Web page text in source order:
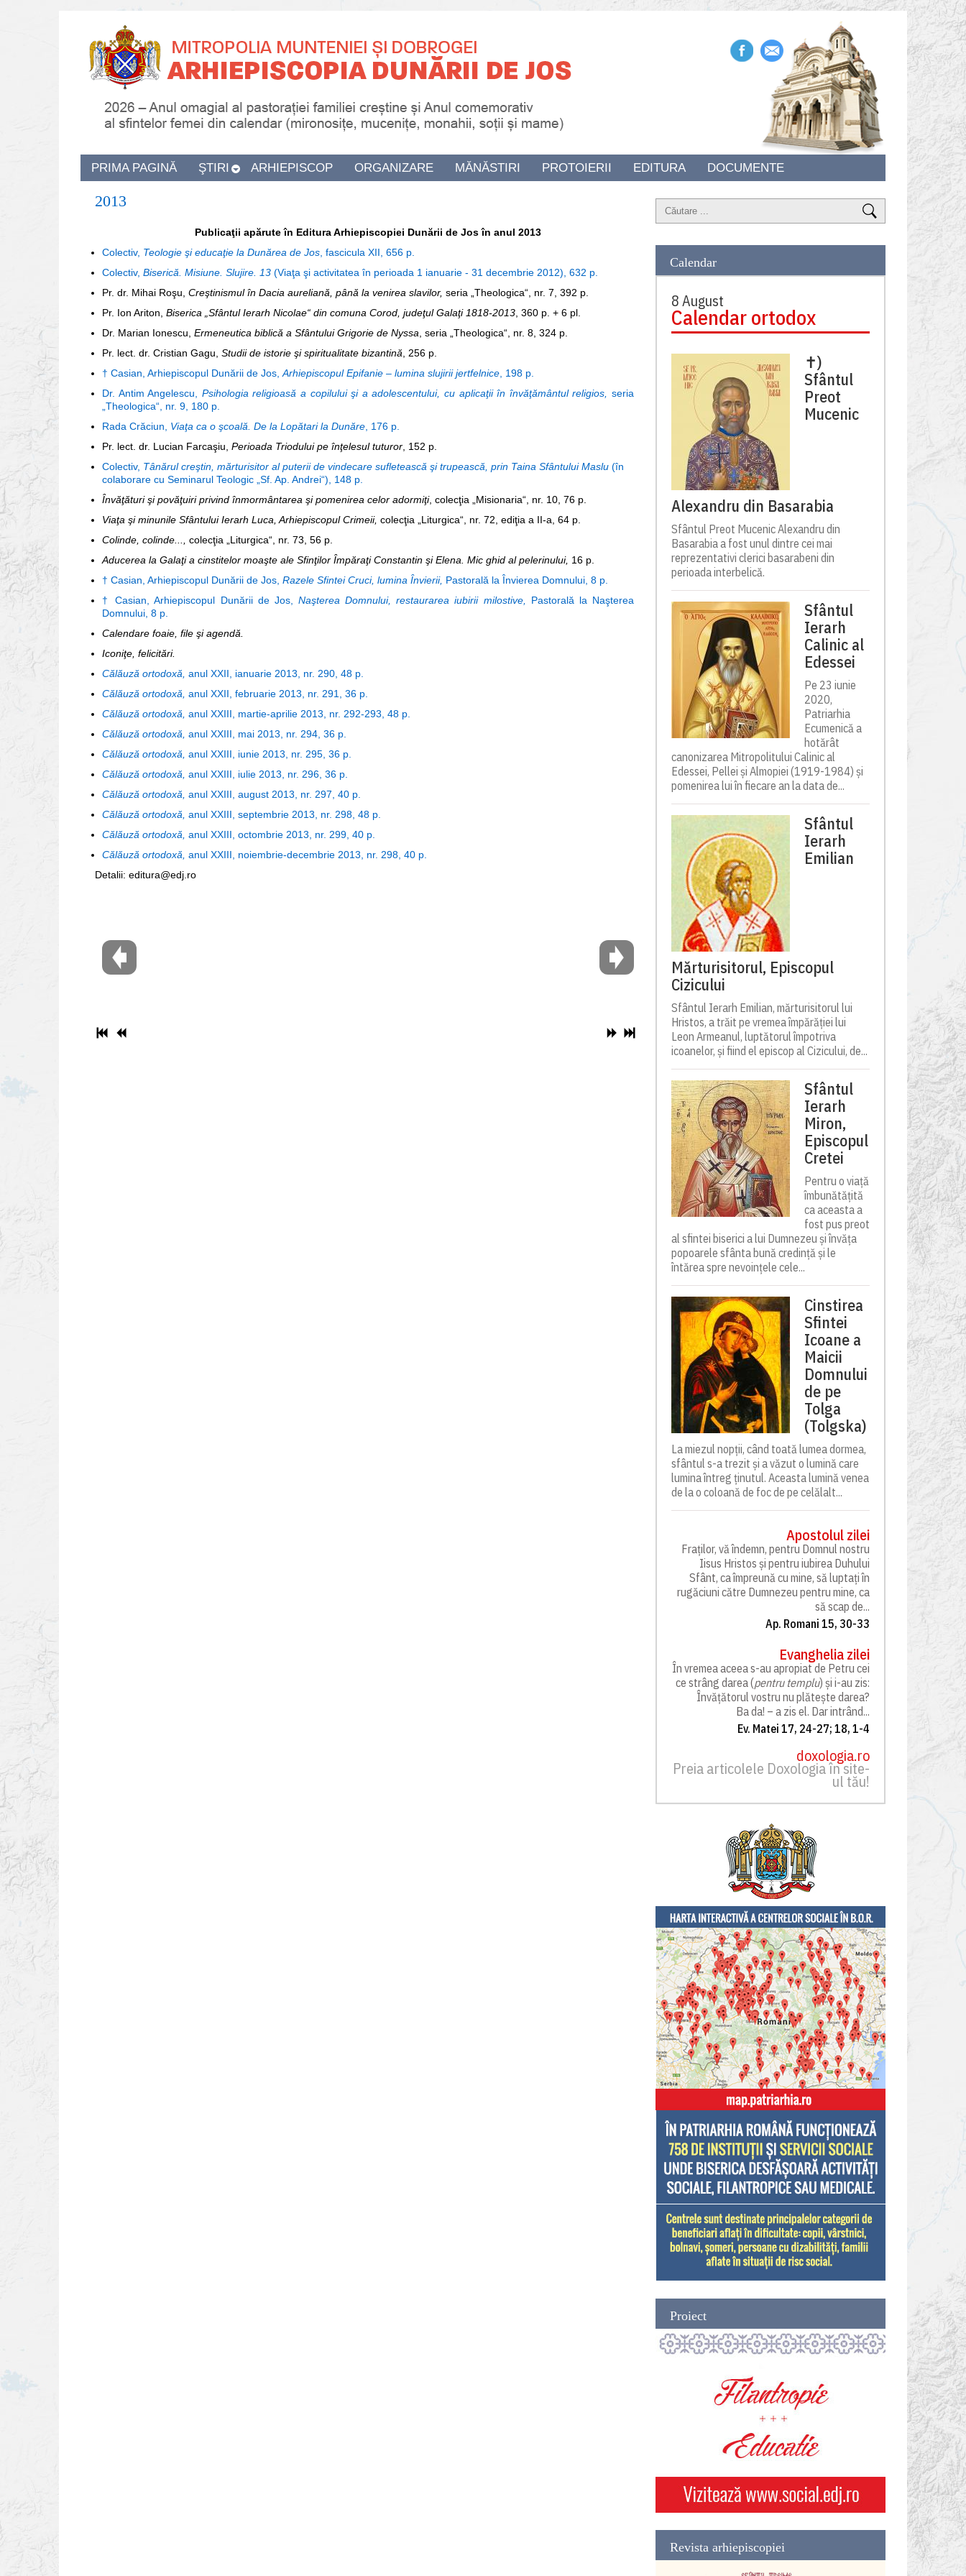
PRIMA PAGINĂ ŞTIRI ARHIEPISCOP ORGANIZARE MĂNĂSTIRI PROTOIERII EDITURA DOCUMENTE
2013
Publicaţii apărute în Editura Arhiepiscopiei Dunării de Jos în anul 2013
Colectiv, Teologie şi educaţie la Dunărea de Jos , fascicula XII, 656 p.
Colectiv, Biserică. Misiune. Slujire. 13 (Viaţa şi activitatea în perioada 1 ianuarie ‑ 31 decembrie 2012), 632 p.
Pr. dr. Mihai Roşu, Creştinismul în Dacia aureliană, până la venirea slavilor, seria „Theologica“, nr. 7, 392 p.
Pr. Ion Ariton, Biserica „Sfântul Ierarh Nicolae“ din comuna Corod, judeţul Galaţi 1818-2013 , 360 p. + 6 pl.
Dr. Marian Ionescu, Ermeneutica biblică a Sfântului Grigorie de Nyssa , seria „Theologica“, nr. 8, 324 p.
Pr. lect. dr. Cristian Gagu, Studii de istorie şi spiritualitate bizantină , 256 p.
† Casian, Arhiepiscopul Dunării de Jos, Arhiepiscopul Epifanie – lumina slujirii jertfelnice , 198 p.
Dr. Antim Angelescu, Psihologia religioasă a copilului şi a adolescentului, cu aplicaţii în învăţământul religios,seria
„Theologica“, nr. 9, 180 p.
Rada Crăciun, Viaţa ca o şcoală. De la Lopătari la Dunăre , 176 p.
Pr. lect. dr. Lucian Farcaşiu, Perioada Triodului pe înţelesul tuturor , 152 p.
Colectiv, Tânărul creştin, mărturisitor al puterii de vindecare sufletească şi trupească, prin Taina Sfântului Maslu (în
colaborare cu Seminarul Teologic „Sf. Ap. Andrei“), 148 p.
Învăţături şi povăţuiri privind înmormântarea şi pomenirea celor adormiţi, colecţia „Misionaria“, nr. 10, 76 p.
Viaţa şi minunile Sfântului Ierarh Luca, Arhiepiscopul Crimeii, colecţia „Liturgica“, nr. 72, ediţia a II-a, 64 p.
Colinde, colinde...,
colecţia „Liturgica“, nr. 73, 56 p.
Aducerea la Galaţi a cinstitelor moaşte ale Sfinţilor Împăraţi Constantin şi Elena. Mic ghid al pelerinului, 16 p.
† Casian, Arhiepiscopul Dunării de Jos, Razele Sfintei Cruci, lumina Învierii, Pastorală la Învierea Domnului, 8 p.
† Casian, Arhiepiscopul Dunării de Jos, Naşterea Domnului, restaurarea iubirii milostive, Pastorală la Naşterea
Domnului, 8 p.
Calendare foaie, file şi agendă.
Iconiţe, felicitări.
Călăuză ortodoxă, anul XXII, ianuarie 2013, nr. 290, 48 p.
Călăuză ortodoxă, anul XXII, februarie 2013, nr. 291, 36 p.
Călăuză ortodoxă, anul XXIII, martie-aprilie 2013, nr. 292-293, 48 p.
Călăuză ortodoxă, anul XXIII, mai 2013, nr. 294, 36 p.
Călăuză ortodoxă, anul XXIII, iunie 2013, nr. 295, 36 p.
Călăuză ortodoxă, anul XXIII, iulie 2013, nr. 296, 36 p.
Călăuză ortodoxă, anul XXIII, august 2013, nr. 297, 40 p.
Călăuză ortodoxă, anul XXIII, septembrie 2013, nr. 298, 48 p.
Călăuză ortodoxă, anul XXIII, octombrie 2013, nr. 299, 40 p.
Călăuză ortodoxă, anul XXIII, noiembrie-decembrie 2013, nr. 298, 40 p.
Detalii: editura@edj.ro
Calendar
8 August
Calendar ortodox
✝)
Sfântul
Preot
Mucenic
Alexandru din Basarabia
Sfântul Preot Mucenic Alexandru din
Basarabia a fost unul dintre cei mai
reprezentativi clerici basarabeni din
perioada interbelică.
Sfântul
Ierarh
Calinic al
Edessei
Pe 23 iunie
2020,
Patriarhia
Ecumenică a
hotărât
canonizarea Mitropolitului Calinic al
Edessei, Pellei și Almopiei (1919-1984) și
pomenirea lui în fiecare an la data de...
Sfântul
Ierarh
Emilian
Mărturisitorul, Episcopul
Cizicului
Sfântul Ierarh Emilian, mărturisitorul lui
Hristos, a trăit pe vremea împărăției lui
Leon Armeanul, luptătorul împotriva
icoanelor, și fiind el episcop al Cizicului, de...
Sfântul
Ierarh
Miron,
Episcopul
Cretei
Pentru o viață
îmbunătățită
ca aceasta a
fost pus preot
al sfintei biserici a lui Dumnezeu și învăța
popoarele sfânta bună credință și le
întărea spre nevoințele cele...
Cinstirea
Sfintei
Icoane a
Maicii
Domnului
de pe
Tolga
(Tolgska)
La miezul nopții, când toată lumea dormea,
sfântul s-a trezit și a văzut o lumină care
lumina întreg ținutul. Aceasta lumină venea
de la o coloană de foc de pe celălalt...
Apostolul zilei
Fraților, vă îndemn, pentru Domnul nostru
Iisus Hristos și pentru iubirea Duhului
Sfânt, ca împreună cu mine, să luptați în
rugăciuni către Dumnezeu pentru mine, ca
să scap de...
Ap. Romani 15, 30-33
Evanghelia zilei
În vremea aceea s-au apropiat de Petru cei
ce strâng darea (pentru templu) și i-au zis:
Învățătorul vostru nu plătește darea?
Ba da! – a zis el. Dar intrând...
Ev. Matei 17, 24-27; 18, 1-4
doxologia.ro
Preia articolele Doxologia în site-
ul tău!
Proiect
Revista arhiepiscopiei